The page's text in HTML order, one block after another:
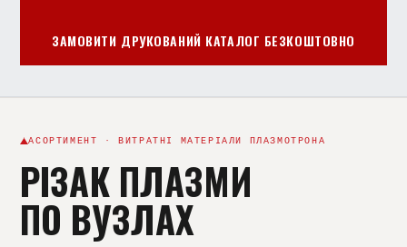
ЗАМОВИТИ ДРУКОВАНИЙ КАТАЛОГ БЕЗКОШТОВНО
АСОРТИМЕНТ · ВИТРАТНІ МАТЕРІАЛИ ПЛАЗМОТРОНА
РІЗАК ПЛАЗМИ
ПО ВУЗЛАХ